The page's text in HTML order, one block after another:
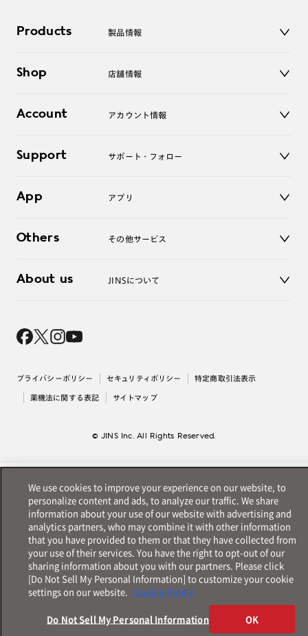
Products 製品情報
サングラス
コンタクトレンズ
アクセサリー
Shop 店舗情報
オンラインショップ
Account アカウント情報
ログアウト
Support サポート・フォロー
よくあるご質問
お問い合わせ
App アプリ
Others その他サービス
レンズ交換
About us JINSについて
採用情報
出店について
プライバシーポリシー セキュリティポリシー 特定商取引法表示
薬機法に関する表記 サイトマップ
© JINS Inc. All Rights Reserved.
We use cookies to improve your experience on our website, to
personalize content and ads, to analyze our traffic. We share
information about your use of our website with advertising and
analytics partners, who may combine it with other information
that you have provided to them or that they have collected from
your use of their services. You have the right to opt-out of our
sharing information about you with our partners. Please click
[Do Not Sell My Personal Information] to customize your cookie
settings on our website. Cookie Policy
Do Not Sell My Personal Information OK